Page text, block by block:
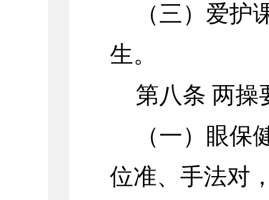
（三）爱
生。
第八条 两操
（一）眼
位准、手法对